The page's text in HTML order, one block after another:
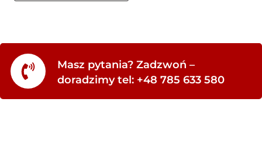
Masz pytania? Zadzwoń –
doradzimy tel: +48 785 633 580